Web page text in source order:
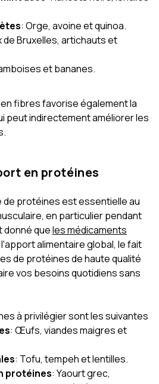
: Orge, avoine et quinoa.
de Bruxelles, artichauts et
et bananes.
fibres favorise également la
peut indirectement améliorer les
en protéines
de protéines est essentielle au
en particulier pendant
donné queles médicaments
alimentaire global, le fait
de protéines de haute qualité
vos besoins quotidiens sans
à privilégier sont les suivantes
: Œufs, viandes maigres et
: Tofu, tempeh et lentilles.
protéines: Yaourt grec,